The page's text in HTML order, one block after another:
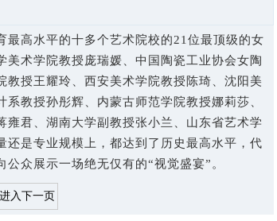
高水平的十多个艺术院校的21位最顶级的女
术学院教授庞瑞媛、中国陶瓷工业协会女陶
授王耀玲、西安美术学院教授陈琦、沈阳美
教授孙彤辉、内蒙古师范学院教授娜莉莎、
君、湖南大学副教授张小兰、山东省艺术学
还是专业规模上，都达到了历史最高水平，代
众展示一场绝无仅有的“视觉盛宴”。